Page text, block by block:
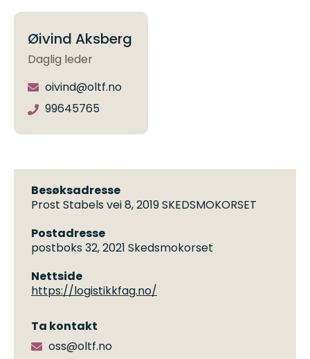
Øivind Aksberg
Daglig leder
oivind@oltf.no
99645765
Besøksadresse
Prost Stabels vei 8, 2019 SKEDSMOKORSET
Postadresse
postboks 32, 2021 Skedsmokorset
Nettside
https://logistikkfag.no/
Ta kontakt
oss@oltf.no